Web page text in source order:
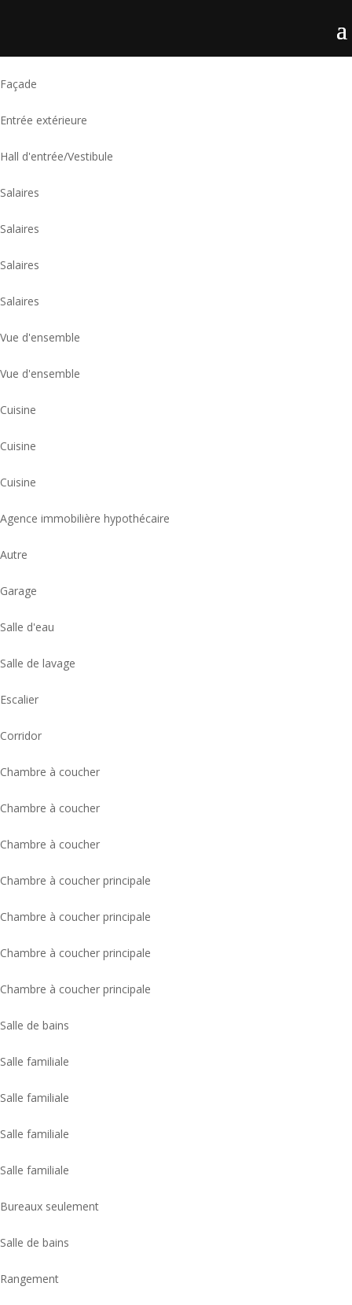
Façade
Entrée extérieure
Hall d'entrée/Vestibule
Salaires
Salaires
Salaires
Salaires
Vue d'ensemble
Vue d'ensemble
Cuisine
Cuisine
Cuisine
Agence immobilière hypothécaire
Autre
Garage
Salle d'eau
Salle de lavage
Escalier
Corridor
Chambre à coucher
Chambre à coucher
Chambre à coucher
Chambre à coucher principale
Chambre à coucher principale
Chambre à coucher principale
Chambre à coucher principale
Salle de bains
Salle familiale
Salle familiale
Salle familiale
Salle familiale
Bureaux seulement
Salle de bains
Rangement